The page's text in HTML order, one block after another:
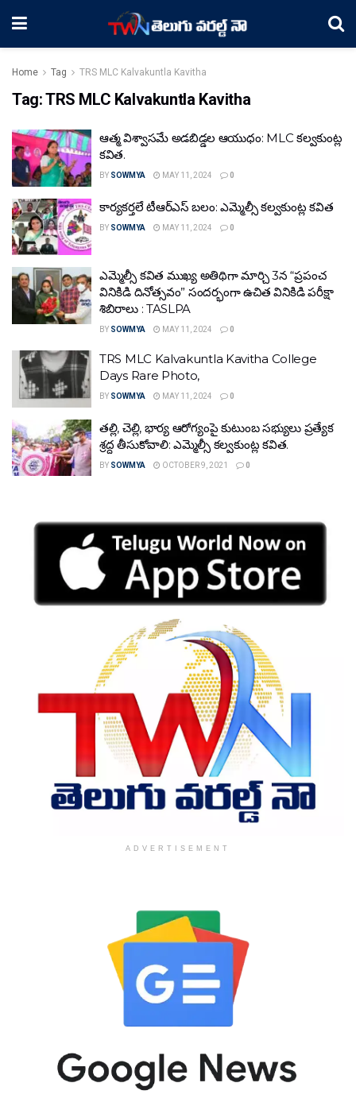
Home Tag TRS MLC Kalvakuntla Kavitha
Tag:TRS MLC Kalvakuntla Kavitha
ఆత్మ విశ్వాసమే అడబిడ్డల ఆయుధం: MLC కల్వకుంట్ల
కవిత.
BY SOWMYA MAY 11, 2024 0
కార్యకర్తలే టీఆర్ఎస్ బలం: ఎమ్మెల్సీ కల్వకుంట్ల కవిత
BY SOWMYA MAY 11, 2024 0
ఎమ్మెల్సీ కవిత ముఖ్య అతిథిగా మార్చి 3న “ప్రపంచ
వినికిడి దినోత్సవం” సందర్భంగా ఉచిత వినికిడి పరీక్షా‌
శిబిరాలు : TASLPA
BY SOWMYA MAY 11, 2024 0
TRS MLC Kalvakuntla Kavitha College
Days Rare Photo,
BY SOWMYA MAY 11, 2024 0
తల్లి, చెల్లి, భార్య ఆరోగ్యంపై కుటుంబ సభ్యులు ప్రత్యేక
శ్రద్ద తీసుకోవాలి: ఎమ్మెల్సీ కల్వకుంట్ల కవిత.
BY SOWMYA OCTOBER 9, 2021 0
ADVERTISEMENT